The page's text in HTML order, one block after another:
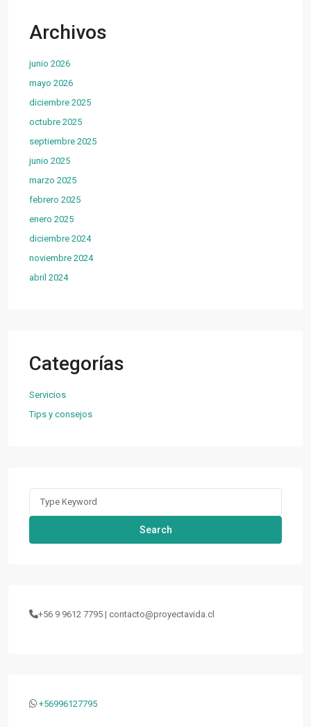
Archivos
junio 2026
mayo 2026
diciembre 2025
octubre 2025
septiembre 2025
junio 2025
marzo 2025
febrero 2025
enero 2025
diciembre 2024
noviembre 2024
abril 2024
Categorías
Servicios
Tips y consejos
Search
+56 9 9612 7795 | contacto@proyectavida.cl
+56996127795